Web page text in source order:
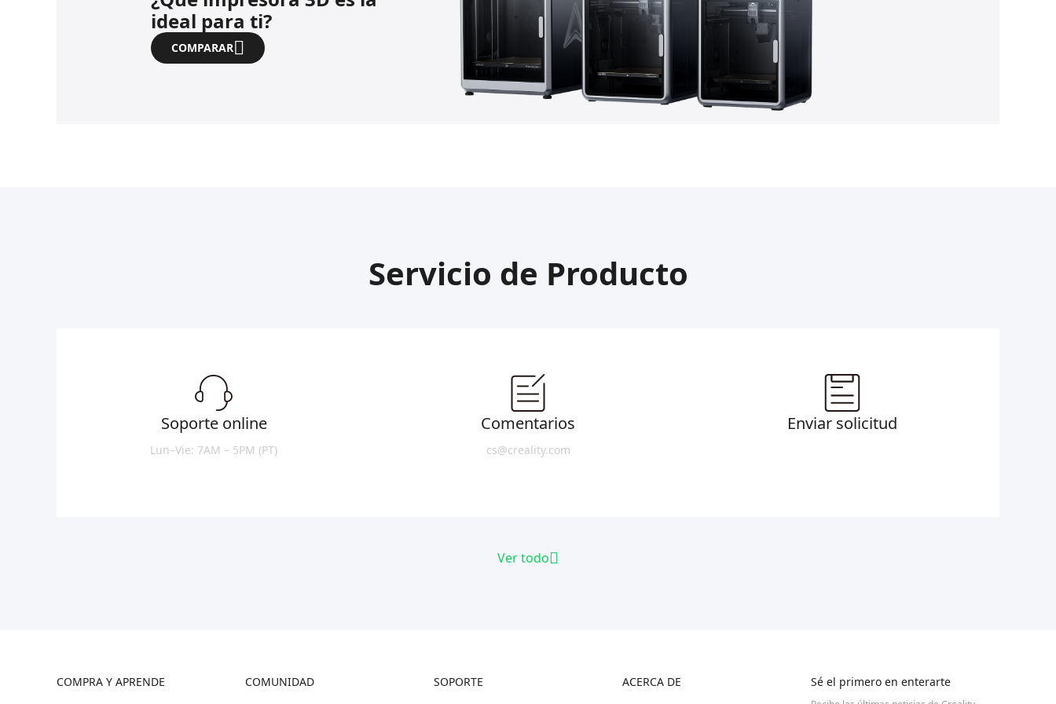
ideal para ti?
COMPARAR
Servicio de Producto
Soporte online
Lun–Vie: 7AM – 5PM (PT)
Comentarios
cs@creality.com
Enviar solicitud
Ver todo
COMPRA Y APRENDE COMUNIDAD SOPORTE ACERCA DE Sé el primero en enterarte